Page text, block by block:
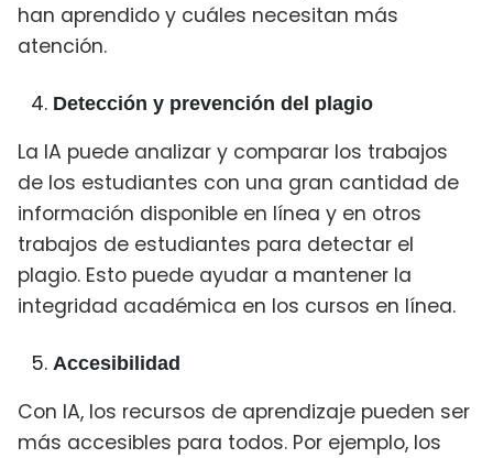
han aprendido y cuáles necesitan más
atención.
Detección y prevención del plagio
La IA puede analizar y comparar los trabajos
de los estudiantes con una gran cantidad de
información disponible en línea y en otros
trabajos de estudiantes para detectar el
plagio. Esto puede ayudar a mantener la
integridad académica en los cursos en línea.
Accesibilidad
Con IA, los recursos de aprendizaje pueden ser
más accesibles para todos. Por ejemplo, los